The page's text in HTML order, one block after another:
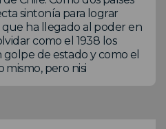
sintonía para lograr
ha llegado al poder en
como el 1938 los
de estado y como el
mismo, pero nisi